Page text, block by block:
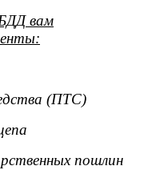
вам
(ПТС)
пошлин